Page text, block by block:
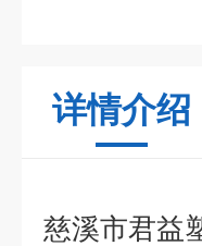
详情介绍
慈溪市君益